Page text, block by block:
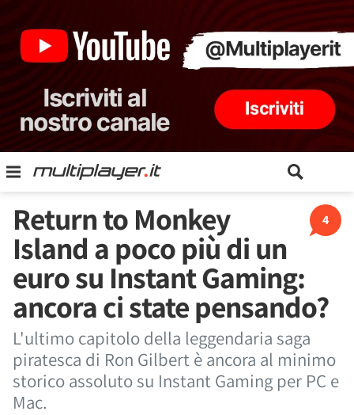
4
Return to Monkey
Island a poco più di un
euro su Instant Gaming:
ancora ci state pensando?
L'ultimo capitolo della leggendaria saga
piratesca di Ron Gilbert è ancora al minimo
storico assoluto su Instant Gaming per PC e
Mac.